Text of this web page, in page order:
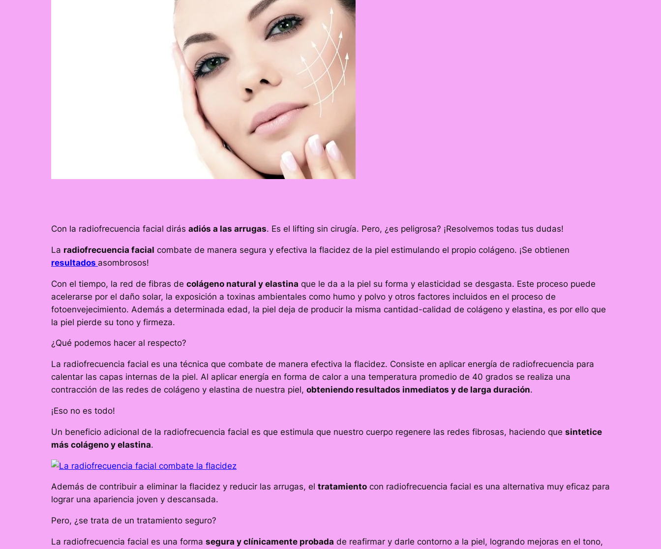
Con la radiofrecuencia facial dirás adiós a las arrugas. Es el lifting sin cirugía. Pero, ¿es peligrosa? ¡Resolvemos todas tus dudas!
La radiofrecuencia facial combate de manera segura y efectiva la flacidez de la piel estimulando el propio colágeno. ¡Se obtienen
resultados asombrosos!
Con el tiempo, la red de fibras de colágeno natural y elastina que le da a la piel su forma y elasticidad se desgasta. Este proceso puede
acelerarse por el daño solar, la exposición a toxinas ambientales como humo y polvo y otros factores incluidos en el proceso de
fotoenvejecimiento. Además a determinada edad, la piel deja de producir la misma cantidad-calidad de colágeno y elastina, es por ello que
la piel pierde su tono y firmeza.
¿Qué podemos hacer al respecto?
La radiofrecuencia facial es una técnica que combate de manera efectiva la flacidez. Consiste en aplicar energía de radiofrecuencia para
calentar las capas internas de la piel. Al aplicar energía en forma de calor a una temperatura promedio de 40 grados se realiza una
contracción de las redes de colágeno y elastina de nuestra piel, obteniendo resultados inmediatos y de larga duración.
¡Eso no es todo!
Un beneficio adicional de la radiofrecuencia facial es que estimula que nuestro cuerpo regenere las redes fibrosas, haciendo que sintetice
más colágeno y elastina.
Además de contribuir a eliminar la flacidez y reducir las arrugas, el tratamiento con radiofrecuencia facial es una alternativa muy eficaz para
lograr una apariencia joven y descansada.
Pero, ¿se trata de un tratamiento seguro?
La radiofrecuencia facial es una forma segura y clínicamente probada de reafirmar y darle contorno a la piel, logrando mejoras en el tono,